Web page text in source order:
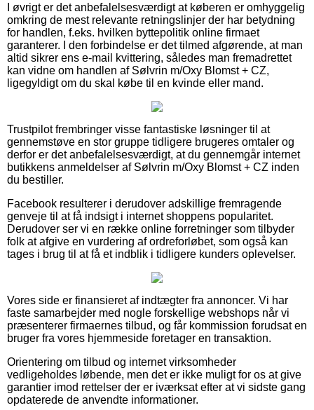
I øvrigt er det anbefalelsesværdigt at køberen er omhyggelig
omkring de mest relevante retningslinjer der har betydning
for handlen, f.eks. hvilken byttepolitik online firmaet
garanterer. I den forbindelse er det tilmed afgørende, at man
altid sikrer ens e-mail kvittering, således man fremadrettet
kan vidne om handlen af Sølvrin m/Oxy Blomst + CZ,
ligegyldigt om du skal købe til en kvinde eller mand.
Trustpilot frembringer visse fantastiske løsninger til at
gennemstøve en stor gruppe tidligere brugeres omtaler og
derfor er det anbefalelsesværdigt, at du gennemgår internet
butikkens anmeldelser af Sølvrin m/Oxy Blomst + CZ inden
du bestiller.
Facebook resulterer i derudover adskillige fremragende
genveje til at få indsigt i internet shoppens popularitet.
Derudover ser vi en række online forretninger som tilbyder
folk at afgive en vurdering af ordreforløbet, som også kan
tages i brug til at få et indblik i tidligere kunders oplevelser.
Vores side er finansieret af indtægter fra annoncer. Vi har
faste samarbejder med nogle forskellige webshops når vi
præsenterer firmaernes tilbud, og får kommission forudsat en
bruger fra vores hjemmeside foretager en transaktion.
Orientering om tilbud og internet virksomheder
vedligeholdes løbende, men det er ikke muligt for os at give
garantier imod rettelser der er iværksat efter at vi sidste gang
opdaterede de anvendte informationer.